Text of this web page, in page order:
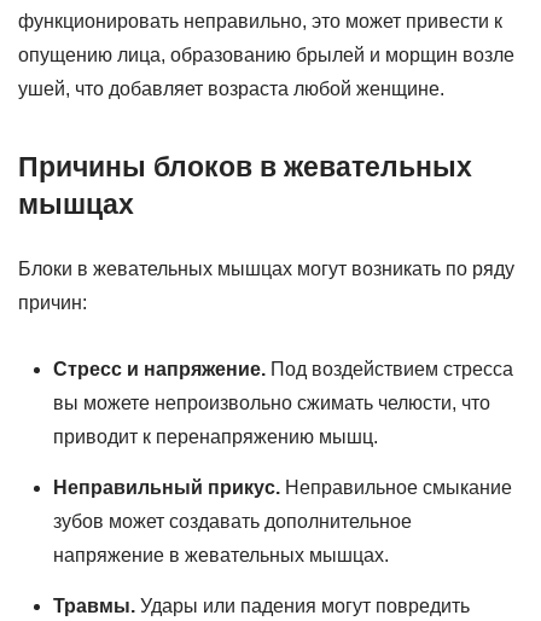
функционировать неправильно, это может привести к
опущению лица, образованию брылей и морщин возле
ушей, что добавляет возраста любой женщине.
Причины блоков в жевательных
мышцах
Блоки в жевательных мышцах могут возникать по ряду
причин:
Стресс и напряжение.Под воздействием стресса
вы можете непроизвольно сжимать челюсти, что
приводит к перенапряжению мышц.
Неправильный прикус.Неправильное смыкание
зубов может создавать дополнительное
напряжение в жевательных мышцах.
Травмы.Удары или падения могут повредить